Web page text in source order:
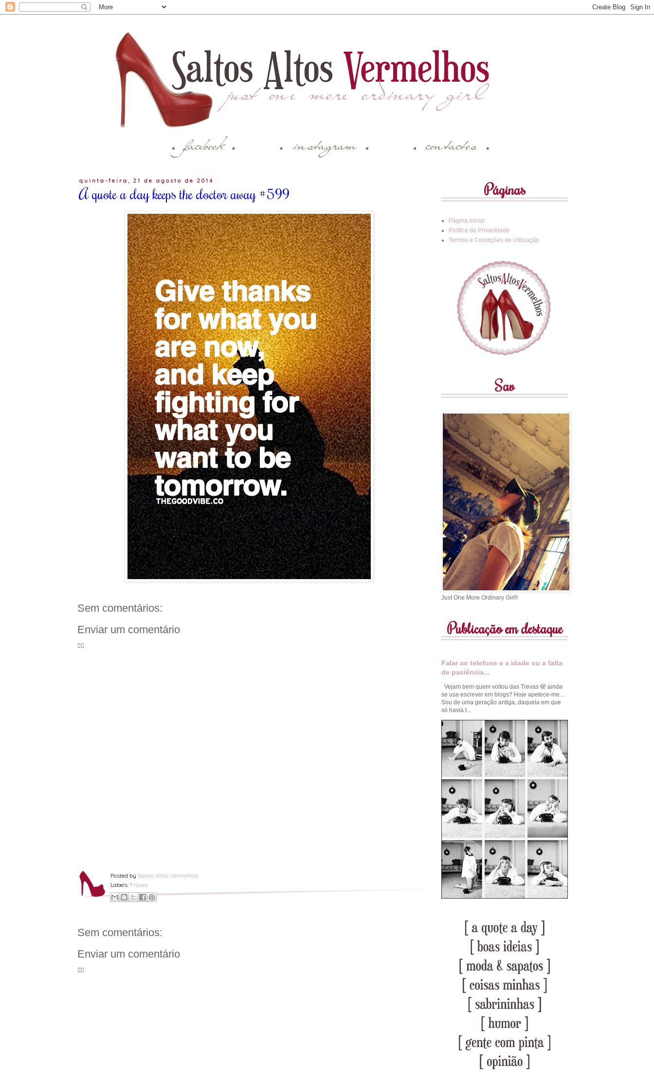
quinta-feira, 21 de agosto de 2014
A quote a day keeps the doctor away #599
Sem comentários:
Enviar um comentário
🦸‍♀️
Posted by Saltos Altos Vermelhos
Labels: Frases
Sem comentários:
Enviar um comentário
🦸‍♀️
Páginas
Página inicial
Política de Privacidade
Termos e Condições de Utilização
Sav
Just One More Ordinary Girl!!
Publicação em destaque
Falar ao telefone e a idade ou a falta
de paciência...
Vejam bem quem voltou das Trevas 🫣 ainda
se usa escrever em blogs? Hoje apetece-me…
Sou de uma geração antiga, daquela em que
só havia t...